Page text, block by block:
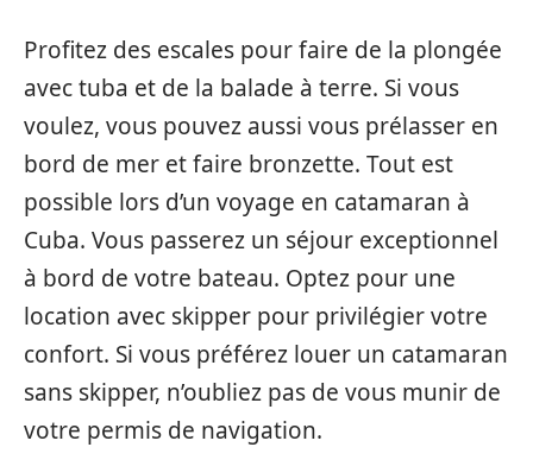
Profitez des escales pour faire de la plongée
avec tuba et de la balade à terre. Si vous
voulez, vous pouvez aussi vous prélasser en
bord de mer et faire bronzette. Tout est
possible lors d’un voyage en catamaran à
Cuba. Vous passerez un séjour exceptionnel
à bord de votre bateau. Optez pour une
location avec skipper pour privilégier votre
confort. Si vous préférez louer un catamaran
sans skipper, n’oubliez pas de vous munir de
votre permis de navigation.